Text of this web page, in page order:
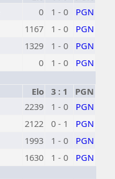
0 1 - 0
PGN
1167 1 - 0
PGN
1329 1 - 0
PGN
0 1 - 0
PGN
Elo 3 : 1
PGN
2239 1 - 0
PGN
2122 0 - 1
PGN
1993 1 - 0
PGN
1630 1 - 0
PGN